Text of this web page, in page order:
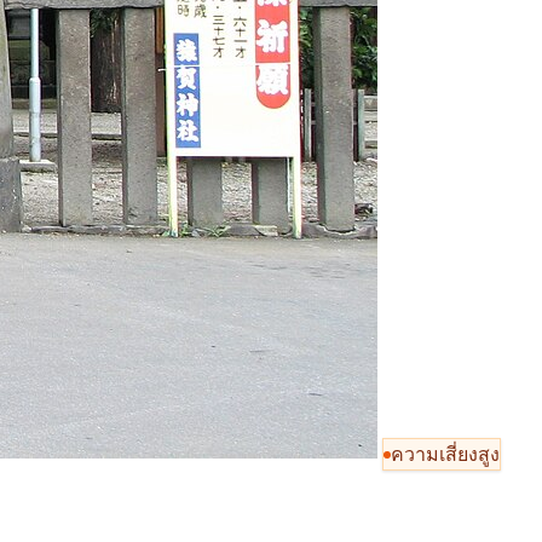
ความเสี่ยงสูง